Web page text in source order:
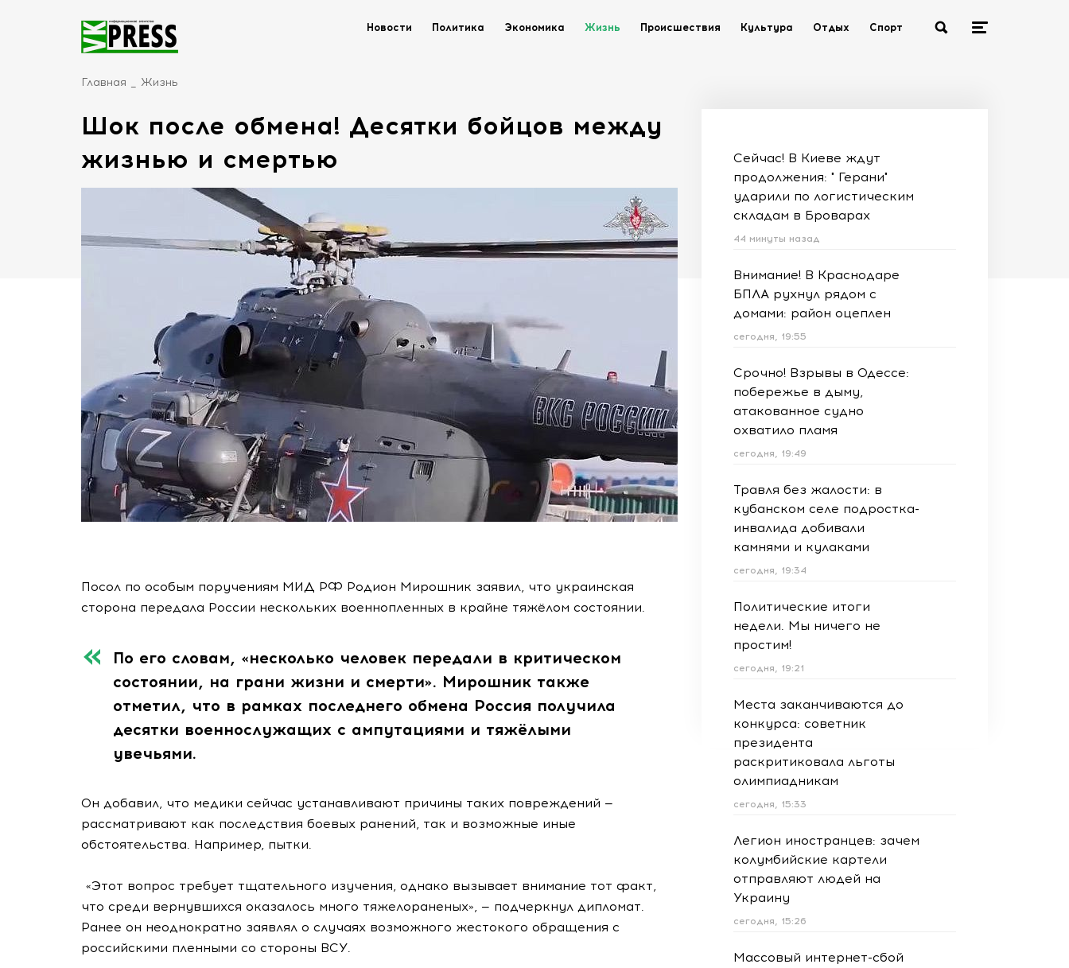
Новости Политика Экономика Жизнь Происшествия Культура Отдых Спорт
Главная Жизнь
Шок после обмена! Десятки бойцов между
жизнью и смертью
Посол по особым поручениям МИД РФ Родион Мирошник заявил, что украинская
сторона передала России нескольких военнопленных в крайне тяжёлом состоянии.
По его словам, «несколько человек передали в критическом
состоянии, на грани жизни и смерти». Мирошник также
отметил, что в рамках последнего обмена Россия получила
десятки военнослужащих с ампутациями и тяжёлыми
увечьями.
Он добавил, что медики сейчас устанавливают причины таких повреждений —
рассматривают как последствия боевых ранений, так и возможные иные
обстоятельства. Например, пытки.
«Этот вопрос требует тщательного изучения, однако вызывает внимание тот факт,
что среди вернувшихся оказалось много тяжелораненых», — подчеркнул дипломат.
Ранее он неоднократно заявлял о случаях возможного жестокого обращения с
российскими пленными со стороны ВСУ.
Сейчас! В Киеве ждут
продолжения: " Герани"
ударили по логистическим
складам в Броварах
44 минуты назад
Внимание! В Краснодаре
БПЛА рухнул рядом с
домами: район оцеплен
сегодня, 19:55
Срочно! Взрывы в Одессе:
побережье в дыму,
атакованное судно
охватило пламя
сегодня, 19:49
Травля без жалости: в
кубанском селе подростка-
инвалида добивали
камнями и кулаками
сегодня, 19:34
Политические итоги
недели. Мы ничего не
простим!
сегодня, 19:21
Места заканчиваются до
конкурса: советник
президента
раскритиковала льготы
олимпиадникам
сегодня, 15:33
Легион иностранцев: зачем
колумбийские картели
отправляют людей на
Украину
сегодня, 15:26
Массовый интернет-сбой